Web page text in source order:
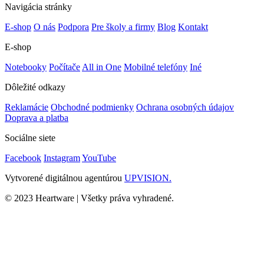
Navigácia stránky
E-shop O nás Podpora Pre školy a firmy Blog Kontakt
E-shop
Notebooky Počítače All in One Mobilné telefóny Iné
Dôležité odkazy
Reklamácie Obchodné podmienky Ochrana osobných údajov
Doprava a platba
Sociálne siete
Facebook InstagramYouTube
Vytvorené digitálnou agentúrou UPVISION.
© 2023 Heartware | Všetky práva vyhradené.